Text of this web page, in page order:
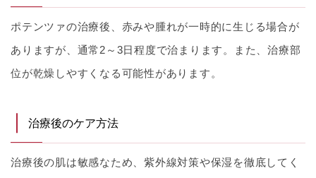
ポテンツァの治療後、赤みや腫れが一時的に生じる場合が
ありますが、通常2～3日程度で治まります。また、治療部
位が乾燥しやすくなる可能性があります。
治療後のケア方法
治療後の肌は敏感なため、紫外線対策や保湿を徹底してく